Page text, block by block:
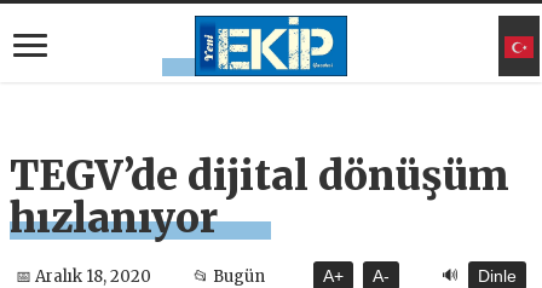
TEGV’de dijital dönüşüm
hızlanıyor
📅 Aralık 18, 2020 📂 Bugün A+ A- 🔊 Dinle